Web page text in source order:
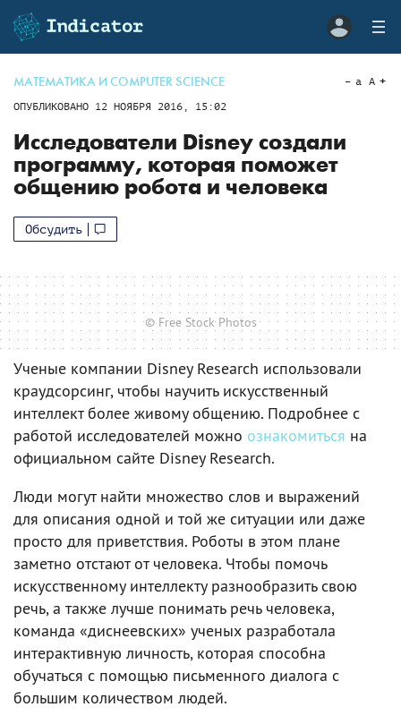
МАТЕМАТИКА И COMPUTER SCIENCE
ОПУБЛИКОВАНО 12 НОЯБРЯ 2016, 15:02
a A
Исследователи Disney создали
программу, которая поможет
общению робота и человека
Обсудить
© Free Stock Photos
Ученые компании Disney Research использовали
краудсорсинг, чтобы научить искусственный
интеллект более живому общению. Подробнее с
работой исследователей можно ознакомиться на
официальном сайте Disney Research.
Люди могут найти множество слов и выражений
для описания одной и той же ситуации или даже
просто для приветствия. Роботы в этом плане
заметно отстают от человека. Чтобы помочь
искусственному интеллекту разнообразить свою
речь, а также лучше понимать речь человека,
команда «диснеевских» ученых разработала
интерактивную личность, которая способна
обучаться с помощью письменного диалога с
большим количеством людей.